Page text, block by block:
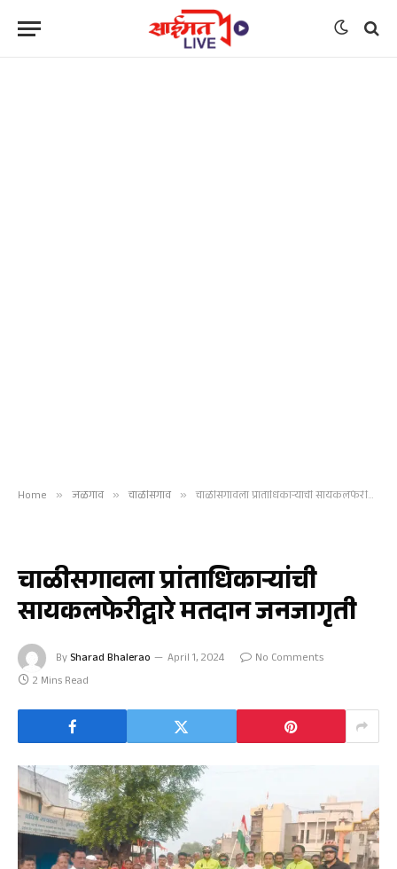
Home » जळगाव » चाळीसगाव » चाळीसगावला प्रांताधिकाऱ्यांची सायकलफेरीद्वारे मतदान जनजागृती
चाळीसगावला प्रांताधिकाऱ्यांची
सायकलफेरीद्वारे मतदान जनजागृती
By Sharad Bhalerao April 1, 2024
No Comments
2 Mins Read